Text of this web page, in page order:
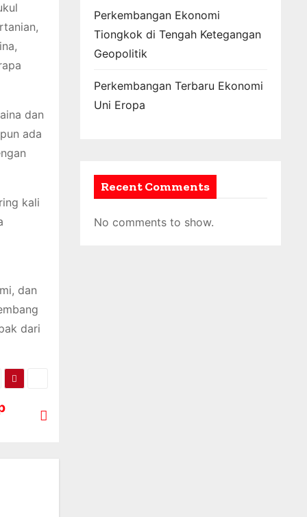
dan
ada
kali
dan
dari
Perkembangan Ekonomi
Tiongkok di Tengah Ketegangan
Geopolitik
Perkembangan Terbaru Ekonomi
Uni Eropa
Recent Comments
No comments to show.